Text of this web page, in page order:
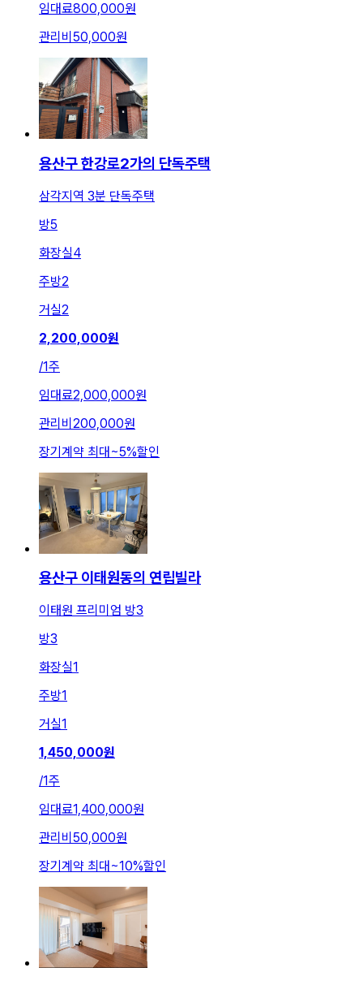
임대료800,000원
관리비 50,000원
용산구 한강로2가의 단독주택
삼각지역 3분 단독주택
방5
화장실4
주방2
거실2
2,200,000원
/1주
임대료2,000,000원
관리비 200,000원
장기계약 최대~5%할인
용산구 이태원동의 연립빌라
이태원 프리미엄 방3
방3
화장실1
주방1
거실1
1,450,000원
/1주
임대료1,400,000원
관리비 50,000원
장기계약 최대 ~10%할인